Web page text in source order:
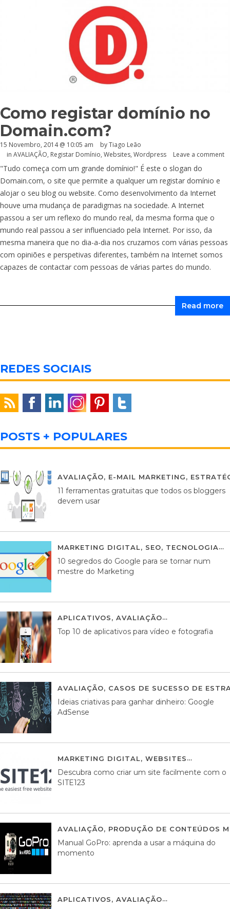
Como registar domínio no
Domain.com?
15 Novembro, 2014 @ 10:05 am
by Tiago Leão
in AVALIAÇÃO, Registar Domínio, Websites, Wordpress Leave a comment
"Tudo começa com um grande domínio!" É este o slogan do
Domain.com, o site que permite a qualquer um registar domínio e
alojar o seu blog ou website. Como desenvolvimento da Internet
houve uma mudança de paradigmas na sociedade. A Internet
passou a ser um reflexo do mundo real, da mesma forma que o
mundo real passou a ser influenciado pela Internet. Por isso, da
mesma maneira que no dia-a-dia nos cruzamos com várias pessoas
com opiniões e perspetivas diferentes, também na Internet somos
capazes de contactar com pessoas de várias partes do mundo.
Read more
REDES SOCIAIS
POSTS + POPULARES
AVALIAÇÃO, E-MAIL MARKETING,
11 ferramentas gratuitas que todos os bloggers
devem usar
MARKETING DIGITAL, SEO, TECNOLOGIA
10 segredos do Google para se tornar num
mestre do Marketing
APLICATIVOS, AVALIAÇÃO
Top 10 de aplicativos para vídeo e fotografia
AVALIAÇÃO, CASOS DE SUCESSO DE
Ideias criativas para ganhar dinheiro: Google
AdSense
MARKETING DIGITAL, WEBSITES
Descubra como criar um site facilmente com o
SITE123
AVALIAÇÃO, PRODUÇÃO DE CONTEÚDOS
Manual GoPro: aprenda a usar a máquina do
momento
APLICATIVOS, AVALIAÇÃO